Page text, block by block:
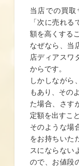
当店での買取
「次に売れ
額を高くする
なぜなら、当
店ディアスワ
からです。
しかしながら
もあり、その
た場合、さす
定額を出すこ
そのような場
をお持ちいた
スにならない
ので、お値段